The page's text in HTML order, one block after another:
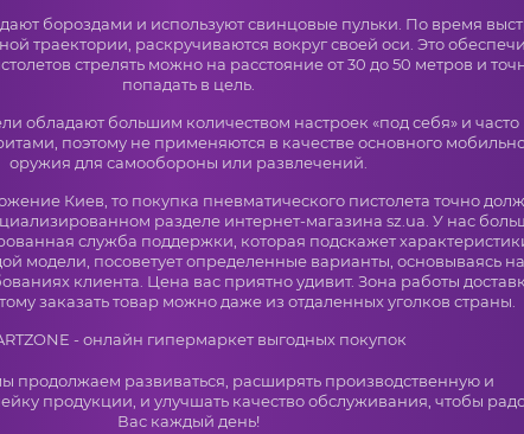
бороздами и используют свинцовые пульки. По время
траектории, раскручиваются вокруг своей оси. Это
стрелять можно на расстояние от 30 до 50 метров и
попадать в цель.
обладают большим количеством настроек «под себя» и часто
поэтому не применяются в качестве основного
оружия для самообороны или развлечений.
Киев, то покупка пневматического пистолета точно
разделе интернет-магазина sz.ua. У нас
служба поддержки, которая подскажет
модели, посоветует определенные варианты, основываясь на
клиента. Цена вас приятно удивит. Зона работы
заказать товар можно даже из отдаленных уголков страны.
- онлайн гипермаркет выгодных покупок
продолжаем развиваться, расширять производственную и
продукции, и улучшать качество обслуживания, чтобы
Вас каждый день!